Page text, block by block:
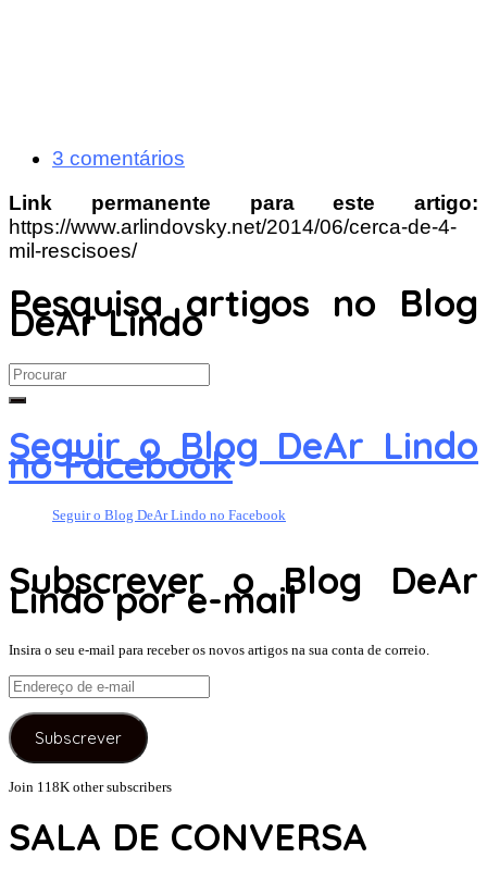
3 comentários
Link permanente para este artigo:
https://www.arlindovsky.net/2014/06/cerca-de-4-
mil-rescisoes/
Pesquisa artigos no Blog
DeAr Lindo
Search
for:
Seguir o Blog DeAr Lindo
no Facebook
Seguir o Blog DeAr Lindo no Facebook
Subscrever o Blog DeAr
Lindo por e-mail
Insira o seu e-mail para receber os novos artigos na sua conta de correio.
Endereço
de
e-
mail
Subscrever
Join 118K other subscribers
SALA DE CONVERSA